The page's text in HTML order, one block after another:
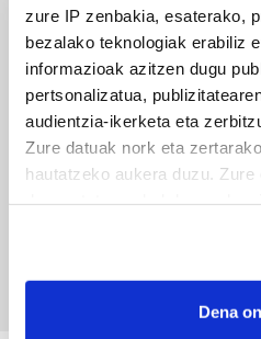
zure IP zenbakia, esaterako,
bezalako teknologiak erabiliz
informazioak azitzen dugu
pertsonalizatua,
audientzia-ikerketa eta
Zure datuak nork eta
hautatzeko aukera duzu. Zure
If you allow, we would also
Collect information
Dena